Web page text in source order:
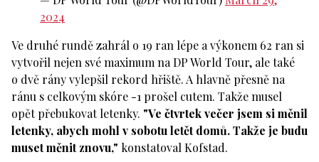
2024
Ve druhé rundě zahrál o 19 ran lépe a výkonem 62 ran si
vytvořil nejen své maximum na DP World Tour, ale také
o dvě rány vylepšil rekord hřiště. A hlavně přesně na
ránu s celkovým skóre -1 prošel cutem. Takže musel
opět přebukovat letenky. "Ve čtvrtek večer jsem si měnil
letenky, abych mohl v sobotu letět domů. Takže je budu
muset měnit znovu," konstatoval Kofstad.